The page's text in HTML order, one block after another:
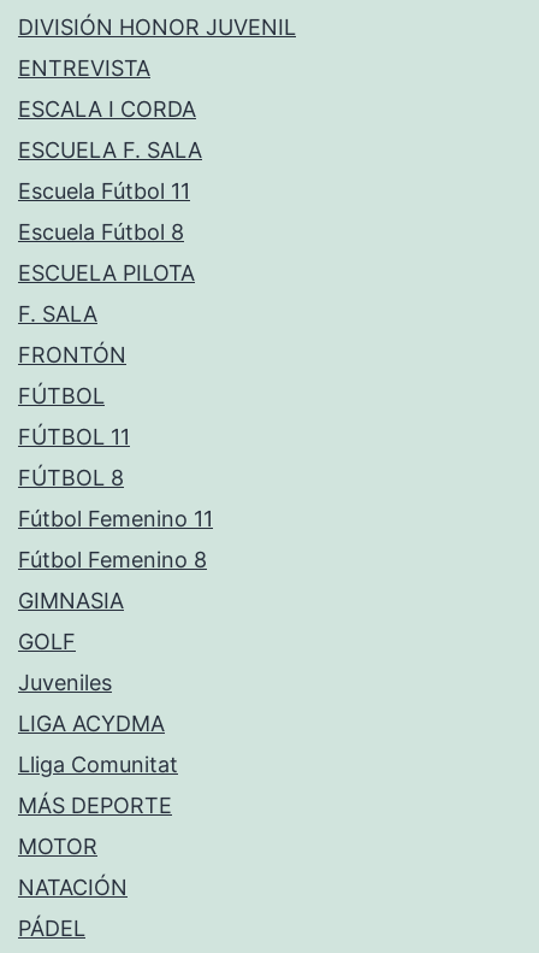
DIVISIÓN HONOR JUVENIL
ENTREVISTA
ESCALA I CORDA
ESCUELA F. SALA
Escuela Fútbol 11
Escuela Fútbol 8
ESCUELA PILOTA
F. SALA
FRONTÓN
FÚTBOL
FÚTBOL 11
FÚTBOL 8
Fútbol Femenino 11
Fútbol Femenino 8
GIMNASIA
GOLF
Juveniles
LIGA ACYDMA
Lliga Comunitat
MÁS DEPORTE
MOTOR
NATACIÓN
PÁDEL